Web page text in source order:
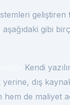
gibi
Kendi
dış
de maliyet